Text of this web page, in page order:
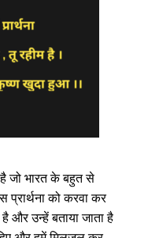
है जो भारत के बहुत से
प्रार्थना को करवा कर
और उन्हें बताया जाता है